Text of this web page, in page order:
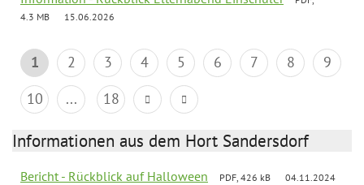
4.3 MB
15.06.2026
1 2 3 4 5 6 7 8
9
10
... 18
Informationen aus dem Hort Sandersdorf
Bericht - Rückblick auf Halloween PDF, 426 kB 04.11.2024